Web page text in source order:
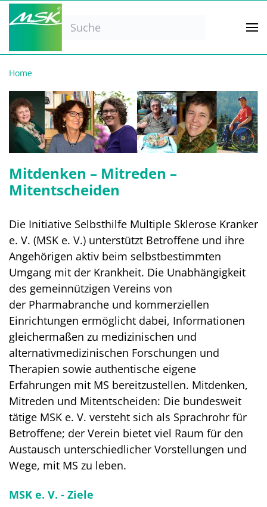
Zum Hauptinhalt springen
Home
Mitdenken – Mitreden –
Mitentscheiden
Die Initiative Selbsthilfe Multiple Sklerose Kranker
e. V. (MSK e. V.) unterstützt Betroffene und ihre
Angehörigen aktiv beim selbstbestimmten
Umgang mit der Krankheit. Die Unabhängigkeit
des gemeinnützigen Vereins von
der Pharmabranche und kommerziellen
Einrichtungen ermöglicht dabei, Informationen
gleichermaßen zu medizinischen und
alternativmedizinischen Forschungen und
Therapien sowie authentische eigene
Erfahrungen mit MS bereitzustellen. Mitdenken,
Mitreden und Mitentscheiden: Die bundesweit
tätige MSK e. V. versteht sich als Sprachrohr für
Betroffene; der Verein bietet viel Raum für den
Austausch unterschiedlicher Vorstellungen und
Wege, mit MS zu leben.
MSK e. V. - Ziele